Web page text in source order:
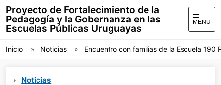
Proyecto de Fortalecimiento de la
Pedagogía y la Gobernanza en las
Escuelas Públicas Uruguayas
MENU
Inicio Noticias Encuentro con familias de la Escuela 190
Noticias